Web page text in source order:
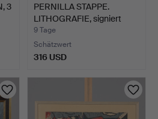
3
PERNILLA STAPPE.
LITHOGRAFIE, signiert
sow…
9 Tage
Schätzwert
316 USD